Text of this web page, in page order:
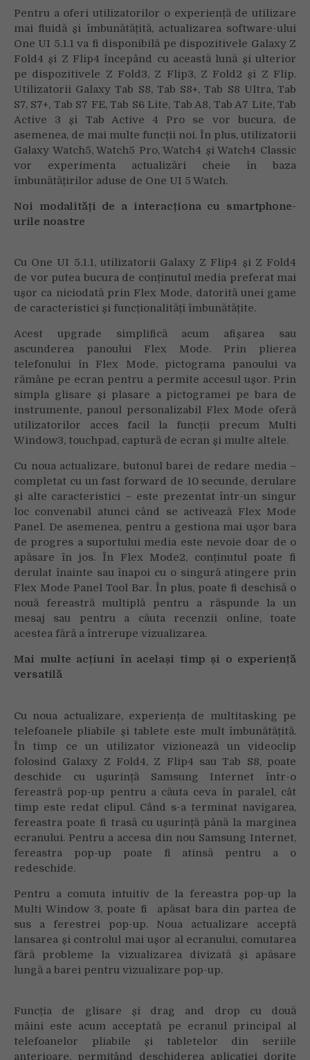
Pentru a oferi utilizatorilor o experiență de utilizare
mai fluidă și îmbunătățită, actualizarea software-ului
One UI 5.1.1 va fi disponibilă pe dispozitivele Galaxy Z
Fold4 și Z Flip4 începând cu această lună și ulterior
pe dispozitivele Z Fold3, Z Flip3, Z Fold2 și Z Flip.
Utilizatorii Galaxy Tab S8, Tab S8+, Tab S8 Ultra, Tab
S7, S7+, Tab S7 FE, Tab S6 Lite, Tab A8, Tab A7 Lite, Tab
Active 3 și Tab Active 4 Pro se vor bucura, de
asemenea, de mai multe funcții noi. În plus, utilizatorii
Galaxy Watch5, Watch5 Pro, Watch4 și Watch4 Classic
vor experimenta actualizări cheie în baza
îmbunătățirilor aduse de One UI 5 Watch.
Noi modalități de a interacționa cu smartphone-
urile noastre
Cu One UI 5.1.1, utilizatorii Galaxy Z Flip4 și Z Fold4
de vor putea bucura de conținutul media preferat mai
ușor ca niciodată prin Flex Mode, datorită unei game
de caracteristici și funcționalități îmbunătățite.
Acest upgrade simplifică acum afișarea sau
ascunderea panoului Flex Mode. Prin plierea
telefonului în Flex Mode, pictograma panoului va
rămâne pe ecran pentru a permite accesul ușor. Prin
simpla glisare și plasare a pictogramei pe bara de
instrumente, panoul personalizabil Flex Mode oferă
utilizatorilor acces facil la funcții precum Multi
Window3, touchpad, captură de ecran și multe altele.
Cu noua actualizare, butonul barei de redare media –
completat cu un fast forward de 10 secunde, derulare
și alte caracteristici – este prezentat într-un singur
loc convenabil atunci când se activează Flex Mode
Panel. De asemenea, pentru a gestiona mai ușor bara
de progres a suportului media este nevoie doar de o
apăsare în jos. În Flex Mode2, conținutul poate fi
derulat înainte sau înapoi cu o singură atingere prin
Flex Mode Panel Tool Bar. În plus, poate fi deschisă o
nouă fereastră multiplă pentru a răspunde la un
mesaj sau pentru a căuta recenzii online, toate
acestea fără a întrerupe vizualizarea.
Mai multe acțiuni în același timp și o experiență
versatilă
Cu noua actualizare, experiența de multitasking pe
telefoanele pliabile și tablete este mult îmbunătățită.
În timp ce un utilizator vizionează un videoclip
folosind Galaxy Z Fold4, Z Flip4 sau Tab S8, poate
deschide cu ușurință Samsung Internet într-o
fereastră pop-up pentru a căuta ceva în paralel, cât
timp este redat clipul. Când s-a terminat navigarea,
fereastra poate fi trasă cu ușurință până la marginea
ecranului. Pentru a accesa din nou Samsung Internet,
fereastra pop-up poate fi atinsă pentru a o
redeschide.
Pentru a comuta intuitiv de la fereastra pop-up la
Multi Window 3, poate fi apăsat bara din partea de
sus a ferestrei pop-up. Noua actualizare acceptă
lansarea și controlul mai ușor al ecranului, comutarea
fără probleme la vizualizarea divizată și apăsare
lungă a barei pentru vizualizare pop-up.
Funcția de glisare și drag and drop cu două
mâini este acum acceptată pe ecranul principal al
telefoanelor pliabile și tabletelor din seriile
anterioare, permițând deschiderea aplicației dorite